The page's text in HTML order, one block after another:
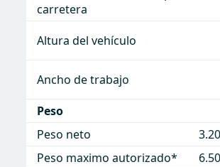
carretera
Altura del vehículo
Ancho de trabajo
Peso
Peso neto
Peso maximo autorizado*